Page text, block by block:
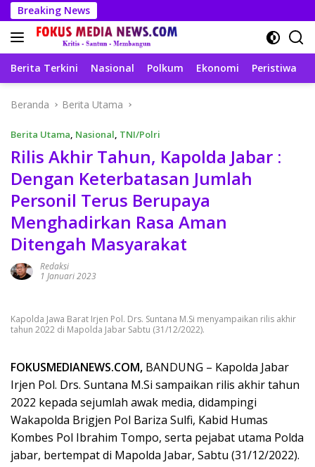
Langsung
ke
konten
Breaking News
Berita Terkini Nasional Polkum Ekonomi Peristiwa
Beranda Berita Utama
Berita Utama, Nasional, TNI/Polri
Rilis Akhir Tahun, Kapolda Jabar :
Dengan Keterbatasan Jumlah
Personil Terus Berupaya
Menghadirkan Rasa Aman
Ditengah Masyarakat
Redaksi
1 Januari 2023
Kapolda Jawa Barat Irjen Pol. Drs. Suntana M.Si menyampaikan rilis akhir
tahun 2022 di Mapolda Jabar Sabtu (31/12/2022).
FOKUSMEDIANEWS.COM, BANDUNG – Kapolda Jabar
Irjen Pol. Drs. Suntana M.Si sampaikan rilis akhir tahun
2022 kepada sejumlah awak media, didampingi
Wakapolda Brigjen Pol Bariza Sulfi, Kabid Humas
Kombes Pol Ibrahim Tompo, serta pejabat utama Polda
jabar, bertempat di Mapolda Jabar, Sabtu (31/12/2022).